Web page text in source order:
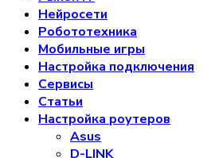
Нейросети
Робототехника
Мобильные игры
Настройка подключения
Сервисы
Статьи
Настройка роутеров
Asus
D-LINK